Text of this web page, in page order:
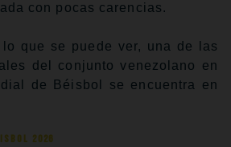
con pocas carencias.
que se puede ver, una de las
del conjunto venezolano en
de Béisbol se encuentra en
2026